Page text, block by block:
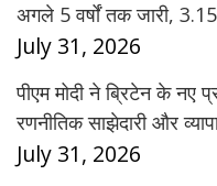
अगले 5 वर्षों तक जारी,
July 31, 2026
पीएम मोदी ने ब्रिटेन के नए
रणनीतिक साझेदारी और
July 31, 2026